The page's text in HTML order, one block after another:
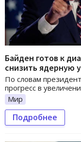
Байден готов к
снизить ядерную
По словам
прогресс в
Мир
Подробнее